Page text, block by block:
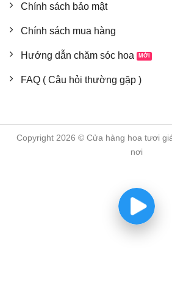
Chính sách bảo mật
Chính sách mua hàng
Hướng dẫn chăm sóc hoa
FAQ ( Câu hỏi thường gặp )
Copyright 2026 © Cửa hàng hoa tươi
nơi